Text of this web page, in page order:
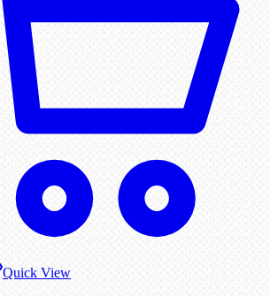
Quick View